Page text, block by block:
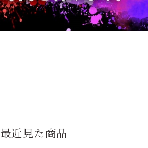
最近見た商品